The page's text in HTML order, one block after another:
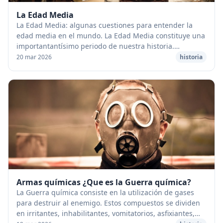
La Edad Media
La Edad Media: algunas cuestiones para entender la
edad media en el mundo. La Edad Media constituye una
importantantísimo periodo de nuestra historia.
Comienza con la caída de último emperador romano ...
20 mar 2026 historia
Armas químicas ¿Que es la Guerra química?
La Guerra química consiste en la utilización de gases
para destruir al enemigo. Estos compuestos se dividen
en irritantes, inhabilitantes, vomitatorios, asfixiantes,